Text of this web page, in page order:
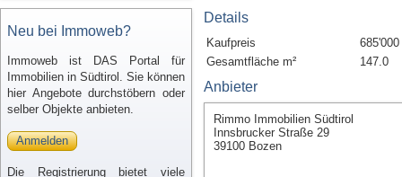
Neu bei Immoweb?
Immoweb ist DAS Portal für
Immobilien in Südtirol. Sie können
hier Angebote durchstöbern oder
selber Objekte anbieten.
Anmelden
Die Registrierung bietet viele
Details
Kaufpreis
685'000
Gesamtfläche m²
147.0
Anbieter
Rimmo Immobilien Südtirol
Innsbrucker Straße 29
39100 Bozen